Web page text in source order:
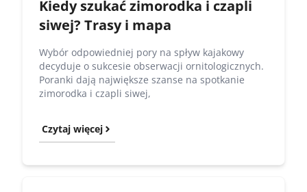
Kiedy szukać zimorodka i czapli
siwej? Trasy i mapa
Wybór odpowiedniej pory na spływ kajakowy
decyduje o sukcesie obserwacji ornitologicznych.
Poranki dają największe szanse na spotkanie
zimorodka i czapli siwej,
Czytaj więcej